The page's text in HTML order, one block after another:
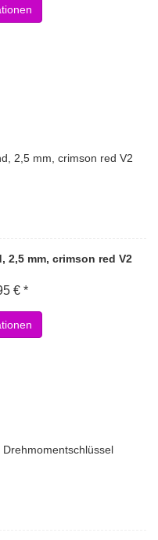
2,5 mm, crimson red V2
€ *